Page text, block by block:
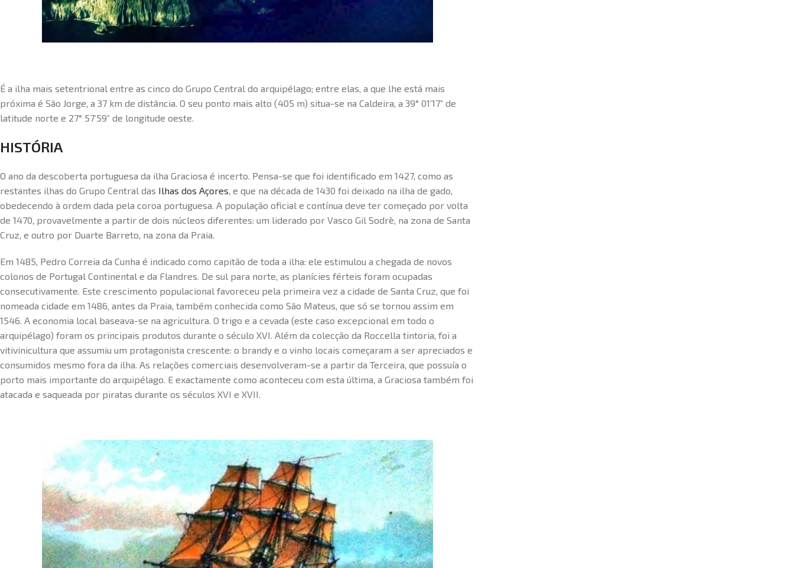
É a ilha mais setentrional entre as cinco do Grupo Central do arquipélago; entre elas, a que lhe está mais
próxima é São Jorge, a 37 km de distância. O seu ponto mais alto (405 m) situa-se na Caldeira, a 39° 01’17” de
latitude norte e 27° 57’59” de longitude oeste.
HISTÓRIA
O ano da descoberta portuguesa da ilha Graciosa é incerto. Pensa-se que foi identificado em 1427, como as
restantes ilhas do Grupo Central das Ilhas dos Açores , e que na década de 1430 foi deixado na ilha de gado,
obedecendo à ordem dada pela coroa portuguesa. A população oficial e contínua deve ter começado por volta
de 1470, provavelmente a partir de dois núcleos diferentes: um liderado por Vasco Gil Sodrè, na zona de Santa
Cruz, e outro por Duarte Barreto, na zona da Praia.
Em 1485, Pedro Correia da Cunha é indicado como capitão de toda a ilha: ele estimulou a chegada de novos
colonos de Portugal Continental e da Flandres. De sul para norte, as planícies férteis foram ocupadas
consecutivamente. Este crescimento populacional favoreceu pela primeira vez a cidade de Santa Cruz, que foi
nomeada cidade em 1486, antes da Praia, também conhecida como São Mateus, que só se tornou assim em
1546. A economia local baseava-se na agricultura. O trigo e a cevada (este caso excepcional em todo o
arquipélago) foram os principais produtos durante o século XVI. Além da colecção da Roccella tintoria, foi a
vitivinicultura que assumiu um protagonista crescente: o brandy e o vinho locais começaram a ser apreciados e
consumidos mesmo fora da ilha. As relações comerciais desenvolveram-se a partir da Terceira, que possuía o
porto mais importante do arquipélago. E exactamente como aconteceu com esta última, a Graciosa também foi
atacada e saqueada por piratas durante os séculos XVI e XVII.